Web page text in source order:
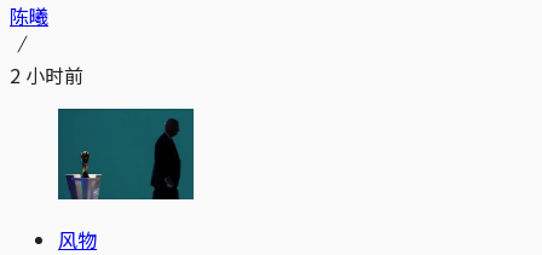
陈曦
2 小时前
风物